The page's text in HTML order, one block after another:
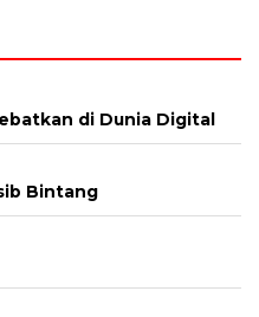
di Dunia Digital
Bintang